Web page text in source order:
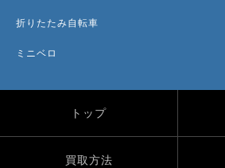
折りたたみ自転車
ミニベロ
トップ
買取方法